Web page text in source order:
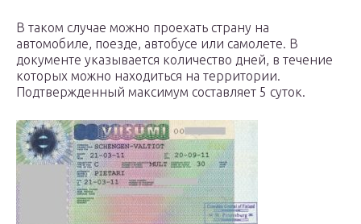
В таком случае можно проехать страну на
автомобиле, поезде, автобусе или самолете. В
документе указывается количество дней, в течение
которых можно находиться на территории.
Подтвержденный максимум составляет 5 суток.